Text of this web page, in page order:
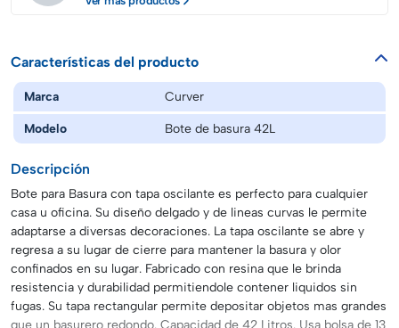
Características del producto
Marca Curver
Modelo Bote de basura 42L
Descripción
Bote para Basura con tapa oscilante es perfecto para cualquier
casa u oficina. Su diseño delgado y de lineas curvas le permite
adaptarse a diversas decoraciones. La tapa oscilante se abre y
regresa a su lugar de cierre para mantener la basura y olor
confinados en su lugar. Fabricado con resina que le brinda
resistencia y durabilidad permitiendole contener liquidos sin
fugas. Su tapa rectangular permite depositar objetos mas grandes
que un basurero redondo. Capacidad de 42 Litros. Usa bolsa de 13